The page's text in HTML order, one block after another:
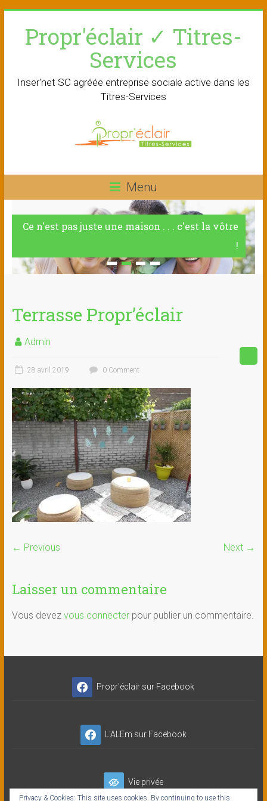
contentPropr'éclair ✓ Titres-
Services
Inser'net SC agréée entreprise sociale active dans les
Titres-Services
Menu
Ce n'est pas juste une maison . . . c'est la vôtre
!
Terrasse Propr’éclair
Admin
28 avril 2019 0 Comment
← Previous Next →
Laisser un commentaire
Vous devez vous connecterpour publier un commentaire.
Propr'éclair sur Facebook
L'ALEm sur Facebook
Vie privée
Privacy & Cookies: This site uses cookies. By continuing to use this